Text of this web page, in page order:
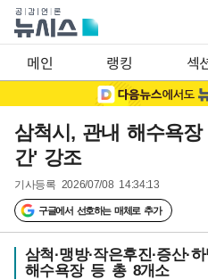
메인 랭킹 섹
삼척시, 관내 해수욕
간' 강조
기사등록 2026/07/08 14:34:13
구글에서 선호하는 매체로 추가
삼척·맹방·작은후진·증산·
해수욕장 등 총 8개소